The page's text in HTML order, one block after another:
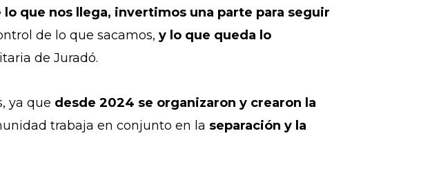
lo que nos llega, invertimos una parte para seguir
de lo que sacamos, y lo que queda lo
de Juradó.
ya que desde 2024 se organizaron y crearon la
trabaja en conjunto en la separación y la